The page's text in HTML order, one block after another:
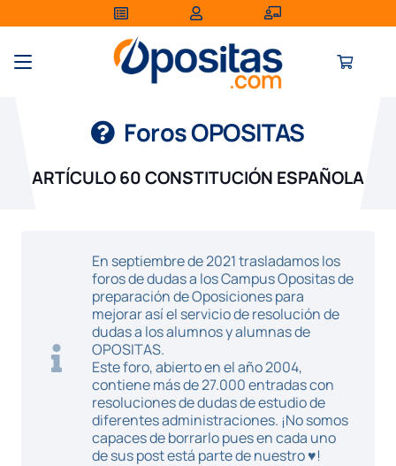
Foros OPOSITAS
ARTÍCULO 60 CONSTITUCIÓN ESPAÑOLA
En septiembre de 2021 trasladamos los
foros de dudas a los Campus Opositas de
preparación de Oposiciones para
mejorar así el servicio de resolución de
dudas a los alumnos y alumnas de
OPOSITAS.
Este foro, abierto en el año 2004,
contiene más de 27.000 entradas con
resoluciones de dudas de estudio de
diferentes administraciones. ¡No somos
capaces de borrarlo pues en cada uno
de sus post está parte de nuestro ♥!